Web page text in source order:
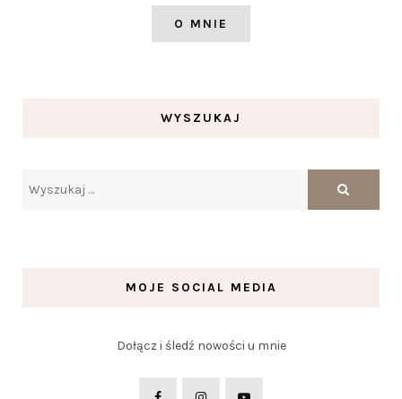
O MNIE
WYSZUKAJ
MOJE SOCIAL MEDIA
Dołącz i śledź nowości u mnie